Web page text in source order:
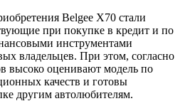
Belgee Х70 стали
при покупке в кредит и по
инструментами
владельцев. При этом, согласно
высоко оценивают модель по
качеств и готовы
другим автолюбителям.